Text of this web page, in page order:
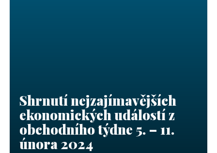
Shrnutí nejzajímavějších
ekonomických událostí z
obchodního týdne 5. – 11.
února 2024